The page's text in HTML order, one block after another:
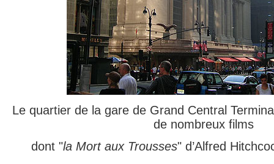
Le quartier de la gare de Grand Central
de nombreux films
dont "la Mort aux Trousses" d’Alfred